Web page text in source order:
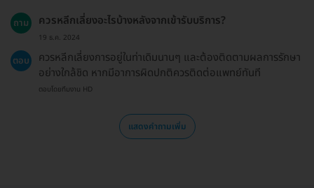
ถาม ควรหลีกเลี่ยงอะไรบ้างหลังจากเข้ารับบริการ?
19 ธ.ค. 2024
ตอบ
ควรหลีกเลี่ยงการอยู่ในท่าเดิมนานๆ และต้องติดตามผลการรักษา
อย่างใกล้ชิด หากมีอาการผิดปกติควรติดต่อแพทย์ทันที
ตอบโดยทีมงาน HD
แสดงคำถามเพิ่ม